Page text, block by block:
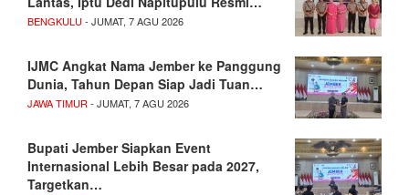
BENGKULU - JUMAT, 7 AGU 2026
IJMC Angkat Nama Jember ke Panggung
Dunia, Tahun Depan Siap Jadi Tuan…
JAWA TIMUR- JUMAT, 7 AGU 2026
Bupati Jember Siapkan Event
Internasional Lebih Besar pada 2027,
Targetkan…